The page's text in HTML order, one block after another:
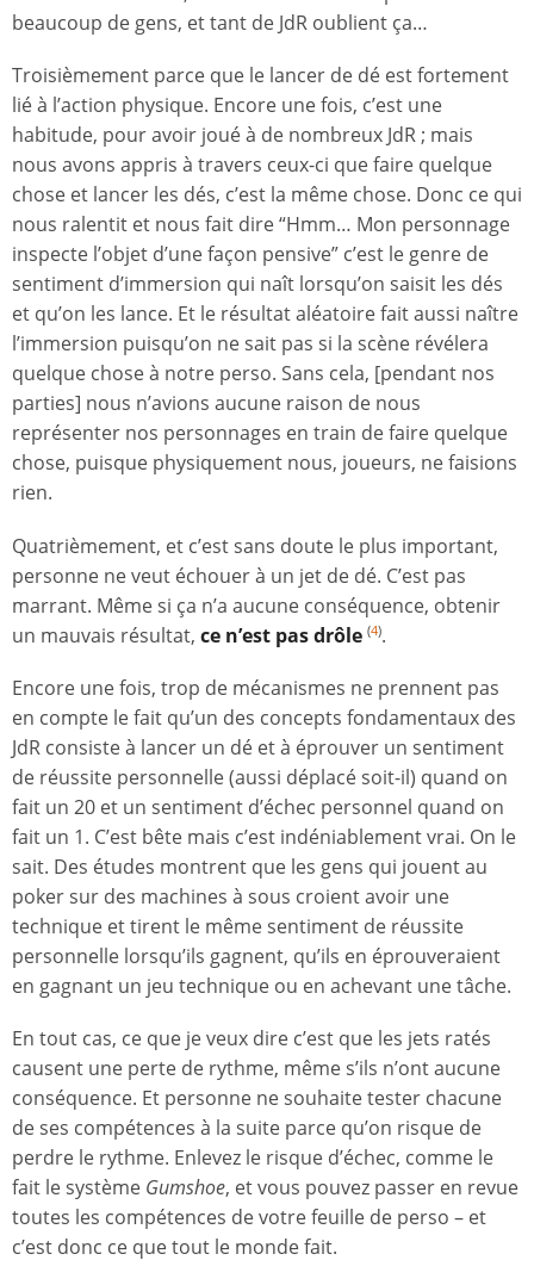
beaucoup de gens, et tant de JdR oublient ça…
Troisièmement parce que le lancer de dé est fortement
lié à l’action physique. Encore une fois, c’est une
habitude, pour avoir joué à de nombreux JdR ; mais
nous avons appris à travers ceux-ci que faire quelque
chose et lancer les dés, c’est la même chose. Donc ce qui
nous ralentit et nous fait dire “Hmm… Mon personnage
inspecte l’objet d’une façon pensive” c’est le genre de
sentiment d’immersion qui naît lorsqu’on saisit les dés
et qu’on les lance. Et le résultat aléatoire fait aussi naître
l’immersion puisqu’on ne sait pas si la scène révélera
quelque chose à notre perso. Sans cela, [pendant nos
parties] nous n’avions aucune raison de nous
représenter nos personnages en train de faire quelque
chose, puisque physiquement nous, joueurs, ne faisions
rien.
Quatrièmement, et c’est sans doute le plus important,
personne ne veut échouer à un jet de dé. C’est pas
marrant. Même si ça n’a aucune conséquence, obtenir
un mauvais résultat, ce n’est pas drôle (4).
Encore une fois, trop de mécanismes ne prennent pas
en compte le fait qu’un des concepts fondamentaux des
JdR consiste à lancer un dé et à éprouver un sentiment
de réussite personnelle (aussi déplacé soit-il) quand on
fait un 20 et un sentiment d’échec personnel quand on
fait un 1. C’est bête mais c’est indéniablement vrai. On le
sait. Des études montrent que les gens qui jouent au
poker sur des machines à sous croient avoir une
technique et tirent le même sentiment de réussite
personnelle lorsqu’ils gagnent, qu’ils en éprouveraient
en gagnant un jeu technique ou en achevant une tâche.
En tout cas, ce que je veux dire c’est que les jets ratés
causent une perte de rythme, même s’ils n’ont aucune
conséquence. Et personne ne souhaite tester chacune
de ses compétences à la suite parce qu’on risque de
perdre le rythme. Enlevez le risque d’échec, comme le
fait le système Gumshoe, et vous pouvez passer en revue
toutes les compétences de votre feuille de perso – et
c’est donc ce que tout le monde fait.